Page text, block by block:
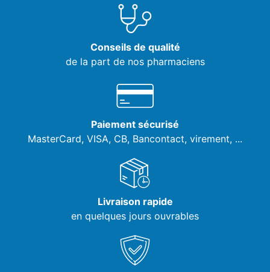
Conseils de qualité
de la part de nos pharmaciens
Paiement sécurisé
MasterCard, VISA, CB, Bancontact, virement, ...
Livraison rapide
en quelques jours ouvrables